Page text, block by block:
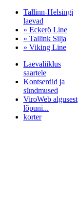
Tallinn-Helsingi
laevad
» Eckerö Line
» Tallink Silja
» Viking Line
Laevaliiklus
saartele
Kontserdid ja
sündmused
ViroWeb algusest
lõpuni...
korter